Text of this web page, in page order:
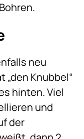
neu
„den Knubbel“
hinten. Viel
und
der